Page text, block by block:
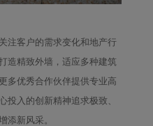
注客户的需求变化和地产行
造精致外墙，适应多种建筑
多优秀合作伙伴提供专业高
投入的创新精神追求极致、
添新风采。